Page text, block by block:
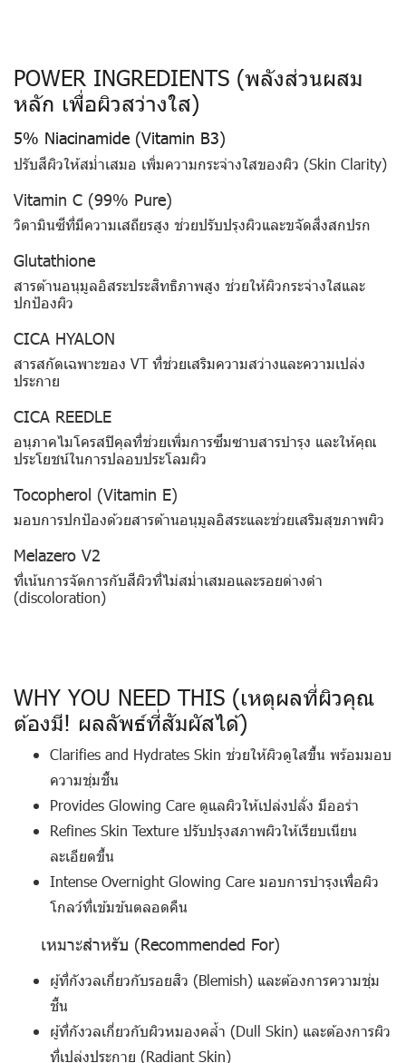
POWER INGREDIENTS (พลังส่วนผสม
หลัก เพื่อผิวสว่างใส)
5% Niacinamide (Vitamin B3)
ปรับสีผิวให้สม่ำเสมอ เพิ่มความกระจ่างใสของผิว (Skin Clarity)
Vitamin C (99% Pure)
วิตามินซีที่มีความเสถียรสูง ช่วยปรับปรุงผิวและขจัดสิ่งสกปรก
Glutathione
สารต้านอนุมูลอิสระประสิทธิภาพสูง ช่วยให้ผิวกระจ่างใสและ
ปกป้องผิว
CICA HYALON
สารสกัดเฉพาะของ VT ที่ช่วยเสริมความสว่างและความเปล่ง
ประกาย
CICA REEDLE
อนุภาคไมโครสปิคุลที่ช่วยเพิ่มการซึมซาบสารบำรุง และให้คุณ
ประโยชน์ในการปลอบประโลมผิว
Tocopherol (Vitamin E)
มอบการปกป้องด้วยสารต้านอนุมูลอิสระและช่วยเสริมสุขภาพผิว
Melazero V2
ที่เน้นการจัดการกับสีผิวที่ไม่สม่ำเสมอและรอยด่างดำ
(discoloration)
WHY YOU NEED THIS (เหตุผลที่ผิวคุณ
ต้องมี! ผลลัพธ์ที่สัมผัสได้)
Clarifies and Hydrates Skin ช่วยให้ผิวดูใสขึ้น พร้อมมอบ
ความชุ่มชื้น
Provides Glowing Care ดูแลผิวให้เปล่งปลั่ง มีออร่า
Refines Skin Texture ปรับปรุงสภาพผิวให้เรียบเนียน
ละเอียดขึ้น
Intense Overnight Glowing Care มอบการบำรุงเพื่อผิว
โกลว์ที่เข้มข้นตลอดคืน
เหมาะสำหรับ (Recommended For)
ผู้ที่กังวลเกี่ยวกับรอยสิว (Blemish) และต้องการความชุ่ม
ชื้น
ผู้ที่กังวลเกี่ยวกับผิวหมองคล้ำ (Dull Skin) และต้องการผิว
ที่เปล่งประกาย (Radiant Skin)